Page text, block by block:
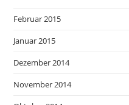
Februar 2015
Januar 2015
Dezember 2014
November 2014